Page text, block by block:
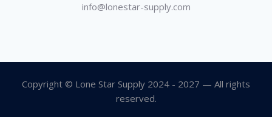
info@lonestar-supply.com
Copyright © Lone Star Supply 2024 - 2027 — All rights
reserved.